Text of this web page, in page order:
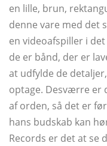
en lille, brun,
denne vare med det
en videoafspiller i
de er bånd, der er
at udfylde de
optage. Desværre er
af orden, så det er
hans budskab kan
Records er det at se